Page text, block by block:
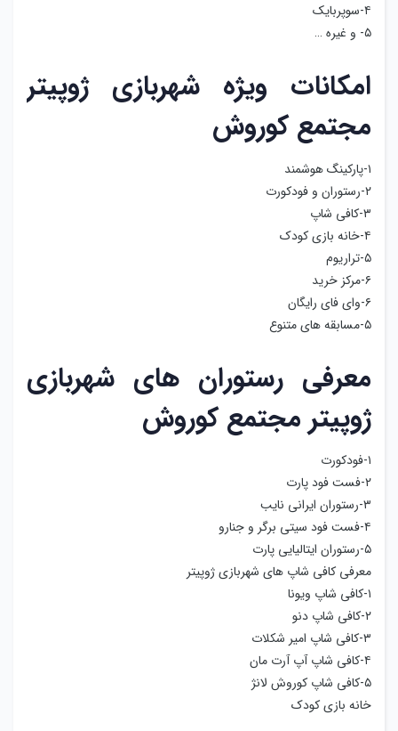
۴-سوپربایک
۵- و غیره …
امکانات ویژه شهربازی ژوپیتر
مجتمع کوروش
۱-پارکینگ هوشمند
۲-رستوران و فودکورت
۳-کافی شاپ
۴-خانه بازی کودک
۵-تراریوم
۶-مرکز خرید
۶-وای فای رایگان
۵-مسابقه های متنوع
معرفی رستوران های شهربازی
ژوپیتر مجتمع کوروش
۱-فودکورت
۲-فست فود پارت
۳-رستوران ایرانی نایب
۴-فست فود سیتی برگر و جنارو
۵-رستوران ایتالیایی پارت
معرفی کافی شاپ های شهربازی ژوپیتر
۱-کافی شاپ ویونا
۲-کافی شاپ دنو
۳-کافی شاپ امیر شکلات
۴-کافی شاپ آپ آرت مان
۵-کافی شاپ کوروش لانژ
خانه بازی کودک